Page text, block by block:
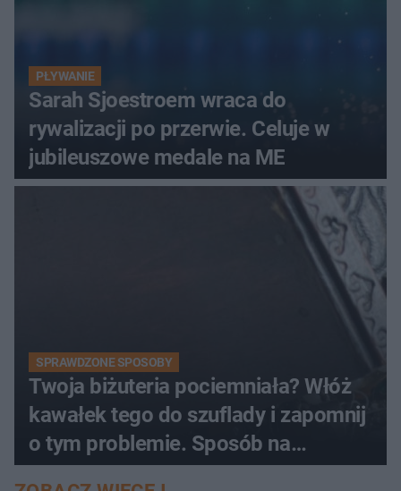
PŁYWANIE
Sarah Sjoestroem wraca do
rywalizacji po przerwie. Celuje w
jubileuszowe medale na ME
SPRAWDZONE SPOSOBY
Twoja biżuteria pociemniała? Włóż
kawałek tego do szuflady i zapomnij
o tym problemie. Sposób na
pociemniałą biżuterię